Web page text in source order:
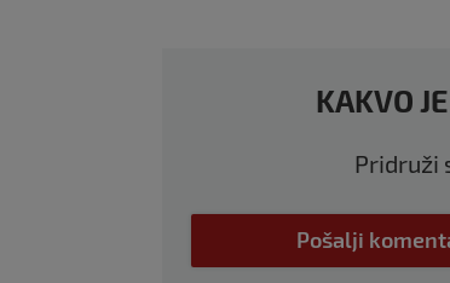
KAKVO
Pridruži
Pošalji